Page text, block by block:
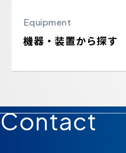
Equipment
機器・装置から探す
Contact